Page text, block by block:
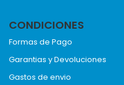
CONDICIONES
Formas de Pago
Garantias y Devoluciones
Gastos de envio